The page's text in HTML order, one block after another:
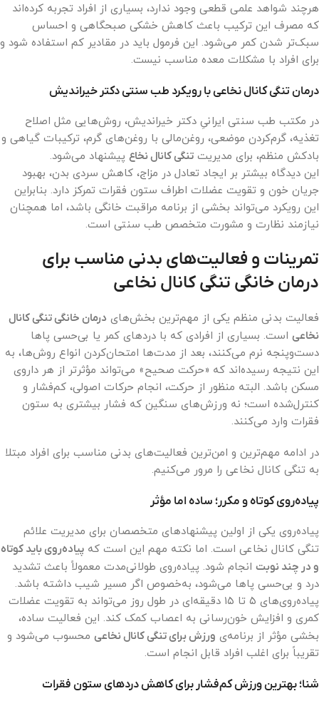
هرچند شواهد علمی قطعی وجود ندارد، بسیاری از افراد تجربه کرده‌اند
که مصرف این ترکیب باعث کاهش خشکی صبحگاهی و احساس
سبک‌تر شدن کمر می‌شود. این فرمول باید در مقادیر کم استفاده شود و
برای افراد با مشکلات معده مناسب نیست.
درمان تنگی کانال نخاعی با رویکرد طب سنتی دکتر خیراندیش
در مکتب طب سنتی ایرانیِ دکتر خیراندیش، روش‌هایی مثل اصلاح
تغذیه، گرم‌کردن موضعی، روغن‌مالی با روغن‌های گرم، ترکیبات گیاهی و
بادکش منظم، برای مدیریت تنگی کانال نخاع پیشنهاد می‌شود.
این دیدگاه بیشتر بر ایجاد تعادل در مزاج، کاهش سردی بدن، بهبود
جریان خون و تقویت عضلات اطراف ستون فقرات تمرکز دارد. بنابراین
این رویکرد می‌تواند بخشی از برنامه مراقبت خانگی باشد، اما همچنان
نیازمند نظارت و مشورت متخصص طب سنتی است.
تمرینات و فعالیت‌های بدنی مناسب برای
درمان خانگی تنگی کانال نخاعی
فعالیت بدنی منظم یکی از مهم‌ترین بخش‌های درمان خانگی تنگی کانال
نخاعی است. بسیاری از افرادی که با دردهای کمر یا بی‌حسی پاها
دست‌وپنجه نرم می‌کنند، بعد از مدت‌ها امتحان‌کردن انواع روش‌ها، به
این نتیجه رسیده‌اند که «حرکت صحیح» می‌تواند مؤثرتر از هر داروی
مسکن باشد. البته منظور از حرکت، انجام حرکات اصولی، کم‌فشار و
کنترل‌شده است؛ نه ورزش‌های سنگین که فشار بیشتری به ستون
فقرات وارد می‌کنند.
در ادامه مهم‌ترین و امن‌ترین فعالیت‌های بدنی مناسب برای افراد مبتلا
به تنگی کانال نخاعی را مرور می‌کنیم.
پیاده‌روی کوتاه و مکرر؛ ساده اما مؤثر
پیاده‌روی یکی از اولین پیشنهادهای متخصصان برای مدیریت علائم
تنگی کانال نخاعی است. اما نکته مهم این است که پیاده‌روی باید کوتاه
و در چند نوبت انجام شود. پیاده‌روی طولانی‌مدت معمولاً باعث تشدید
درد و بی‌حسی پاها می‌شود، به‌خصوص اگر مسیر شیب داشته باشد.
پیاده‌روی‌های ۵ تا ۱۵ دقیقه‌ای در طول روز می‌تواند به تقویت عضلات
کمری و افزایش خون‌رسانی به اعصاب کمک کند. این فعالیت ساده،
بخشی مؤثر از برنامه‌ی ورزش برای تنگی کانال نخاعی محسوب می‌شود و
تقریباً برای اغلب افراد قابل انجام است.
شنا؛ بهترین ورزش کم‌فشار برای کاهش دردهای ستون فقرات